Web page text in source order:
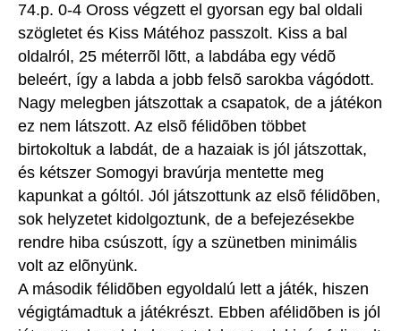
74.p. 0-4 Oross végzett el gyorsan egy bal oldali
szögletet és Kiss Mátéhoz passzolt. Kiss a bal
oldalról, 25 méterrõl lõtt, a labdába egy védõ
beleért, így a labda a jobb felsõ sarokba vágódott.
Nagy melegben játszottak a csapatok, de a játékon
ez nem látszott. Az elsõ félidõben többet
birtokoltuk a labdát, de a hazaiak is jól játszottak,
és kétszer Somogyi bravúrja mentette meg
kapunkat a góltól. Jól játszottunk az elsõ félidõben,
sok helyzetet kidolgoztunk, de a befejezésekbe
rendre hiba csúszott, így a szünetben minimális
volt az elõnyünk.
A második félidõben egyoldalú lett a játék, hiszen
végigtámadtuk a játékrészt. Ebben afélidõben is jól